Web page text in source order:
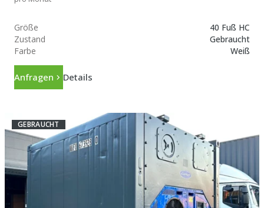
Größe
40 Fuß HC
Zustand
Gebraucht
Farbe
Weiß
Anfragen Details
GEBRAUCHT